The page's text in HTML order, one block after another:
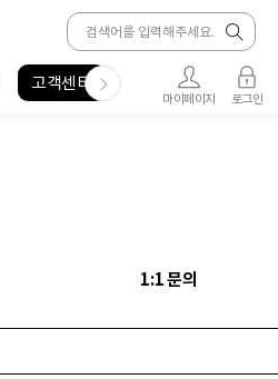
고객센터
마이페이지 로그인
1:1 문의